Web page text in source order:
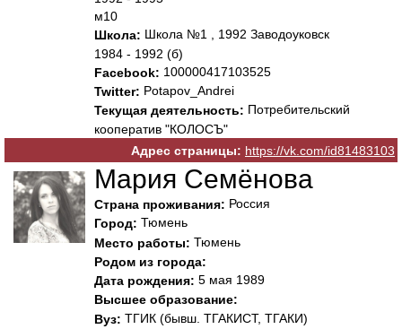
м10
Школа: Школа №1 , 1992 Заводоуковск
1984 - 1992 (б)
Facebook: 100000417103525
Twitter: Potapov_Andrei
Текущая деятельность: Потребительский
кооператив "КОЛОСЪ"
Адрес страницы: https://vk.com/id81483103
Мария Семёнова
Страна проживания: Россия
Город: Тюмень
Место работы: Тюмень
Родом из города:
Дата рождения: 5 мая 1989
Высшее образование:
Вуз: ТГИК (бывш. ТГАКИСТ, ТГАКИ)